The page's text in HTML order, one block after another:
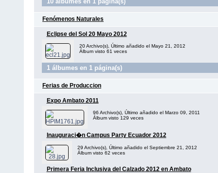
Fenómenos Naturales
Eclipse del Sol 20 Mayo 2012
20 Archivo(s), Último añadido el Mayo 21, 2012
Álbum visto 61 veces
1 álbumes en 1 página(s)
Ferias de Produccion
Expo Ambato 2011
96 Archivo(s), Último añadido el Marzo 09, 2011
Álbum visto 129 veces
Inauguraci�n Campus Party Ecuador 2012
29 Archivo(s), Último añadido el Septiembre 21, 2012
Álbum visto 62 veces
Primera Feria Inclusiva del Calzado 2012 en Ambato